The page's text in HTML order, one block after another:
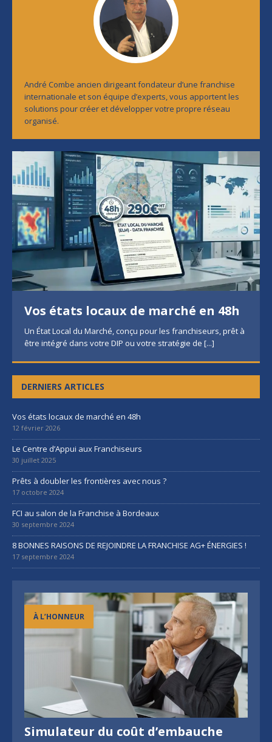
André Combe ancien dirigeant fondateur d’une franchise
internationale et son équipe d’experts, vous apportent les
solutions pour créer et développer votre propre réseau
organisé.
Vos états locaux de marché en 48h
Un État Local du Marché, conçu pour les franchiseurs, prêt à
être intégré dans votre DIP ou votre stratégie de [...]
DERNIERS ARTICLES
Vos états locaux de marché en 48h
12 février 2026
Le Centre d’Appui aux Franchiseurs
30 juillet 2025
Prêts à doubler les frontières avec nous ?
17 octobre 2024
FCI au salon de la Franchise à Bordeaux
30 septembre 2024
8 BONNES RAISONS DE REJOINDRE LA FRANCHISE AG+ ÉNERGIES !
17 septembre 2024
À L’HONNEUR
Simulateur du coût d’embauche